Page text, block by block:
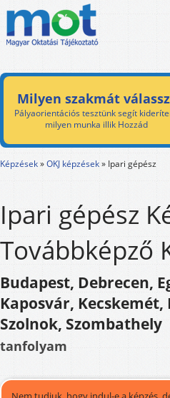
Milyen szakmát
Pályaorientációs tesztünk segít
milyen munka illik Hozzád
Képzések»OKJ képzések» Ipari gépész
Ipari gépész
Továbbképző
Budapest, Debrecen,
Kaposvár, Kecskemét,
Szolnok, Szombathely
tanfolyam